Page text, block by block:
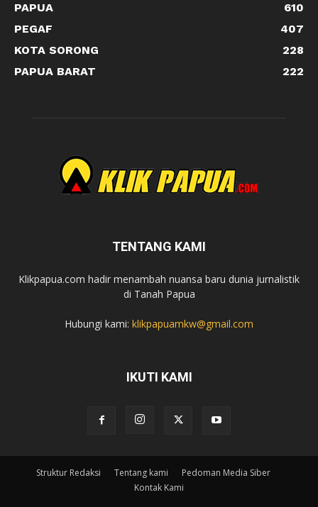
PAPUA
610
PEGAF
407
KOTA SORONG
228
PAPUA BARAT
222
TENTANG KAMI
Klikpapua.com hadir menambah nuansa baru dunia jurnalistik
di Tanah Papua
Hubungi kami: klikpapuamkw@gmail.com
IKUTI KAMI
Struktur Redaksi Tentang kami
Pedoman Media Siber
Kontak Kami